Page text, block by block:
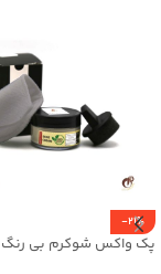
-21%
پک واکس شوکرم بی رنگ mrc30029